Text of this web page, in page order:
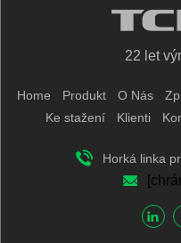
22 let
Home Produkt O Nás
Ke stažení
Klienti
Horká linka